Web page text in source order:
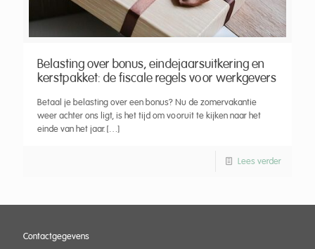
Belasting over bonus, eindejaarsuitkering en
kerstpakket: de fiscale regels voor werkgevers
Betaal je belasting over een bonus? Nu de zomervakantie
weer achter ons ligt, is het tijd om vooruit te kijken naar het
einde van het jaar. […]
Lees verder
Contactgegevens